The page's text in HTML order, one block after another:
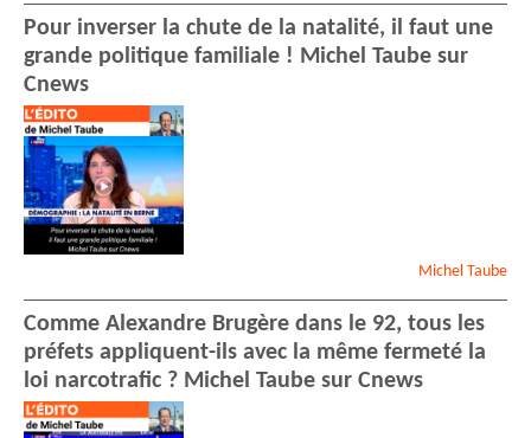
Pour inverser la chute de la natalité, il faut une
grande politique familiale ! Michel Taube sur
Cnews
Michel Taube
Comme Alexandre Brugère dans le 92, tous les
préfets appliquent-ils avec la même fermeté la
loi narcotrafic ? Michel Taube sur Cnews